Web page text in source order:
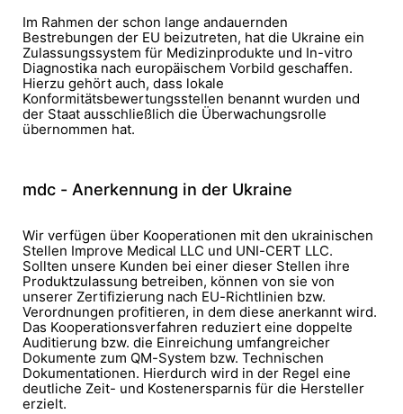
Im Rahmen der schon lange andauernden
Bestrebungen der EU beizutreten, hat die Ukraine ein
Zulassungssystem für Medizinprodukte und In-vitro
Diagnostika nach europäischem Vorbild geschaffen.
Hierzu gehört auch, dass lokale
Konformitätsbewertungsstellen benannt wurden und
der Staat ausschließlich die Überwachungsrolle
übernommen hat.
mdc - Anerkennung in der Ukraine
Wir verfügen über Kooperationen mit den ukrainischen
Stellen Improve Medical LLC und UNI-CERT LLC.
Sollten unsere Kunden bei einer dieser Stellen ihre
Produktzulassung betreiben, können von sie von
unserer Zertifizierung nach EU-Richtlinien bzw.
Verordnungen profitieren, in dem diese anerkannt wird.
Das Kooperationsverfahren reduziert eine doppelte
Auditierung bzw. die Einreichung umfangreicher
Dokumente zum QM-System bzw. Technischen
Dokumentationen. Hierdurch wird in der Regel eine
deutliche Zeit- und Kostenersparnis für die Hersteller
erzielt.